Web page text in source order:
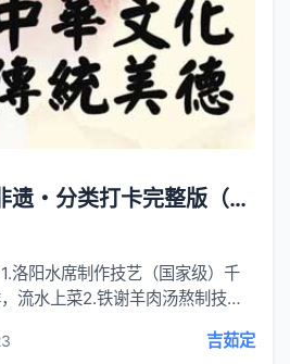
洛阳非遗与洛阳非遗・分类打卡完整版（好逛好吃好了解）
洛阳水席制作技艺（国家级）千
流水上菜2.铁谢羊肉汤熬制技艺
吉茹定